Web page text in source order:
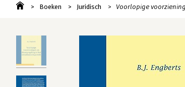
Boeken Juridisch Voorlopige